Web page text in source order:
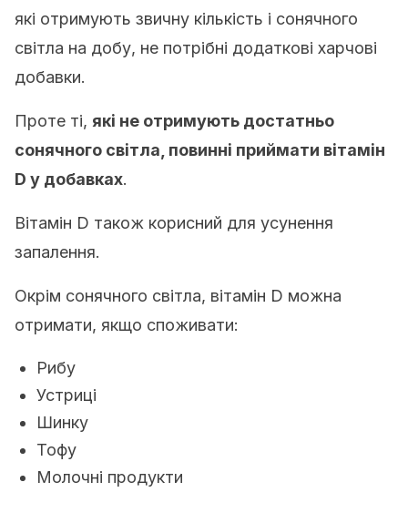
які отримують звичну кількість і сонячного
світла на добу, не потрібні додаткові харчові
добавки.
Проте ті, які не отримують достатньо
сонячного світла, повинні приймати вітамін
D у добавках.
Вітамін D також корисний для усунення
запалення.
Окрім сонячного світла, вітамін D можна
отримати, якщо споживати:
Рибу
Устриці
Шинку
Тофу
Молочні продукти